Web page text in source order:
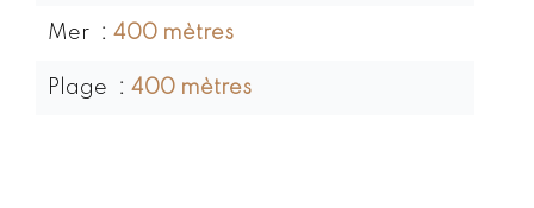
Mer 400 mètres
Plage 400 mètres